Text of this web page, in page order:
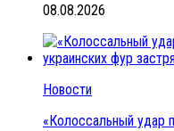
08.08.2026
Новости
«Колоссальный удар